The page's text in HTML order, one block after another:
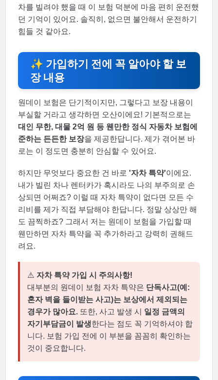
차를 빌려야 했을 때 이 보험 덕분에 마음 편히 운전했
던 기억이 있어요. 솔직히, 없으면 불안해서 운전하기
힘들 것 같아요.
✨ 가입하기 전에 꼭 알아야 할 보
장 내용
원데이 보험은 단기적이지만, 그렇다고 보장 내용이
부실할 거라고 생각하면 오산이에요! 기본적으로는
대인 무한, 대물 2억 원 등 웬만한 정식 자동차 보험에
준하는 든든한 보장을 제공한답니다. 제가 겪어본 바
로는 이 정도면 충분히 안심할 수 있어요.
하지만 무엇보다 중요한 건 바로 '자차 특약'이에요.
내가 빌린 차나 렌터카가 혹시라도 나의 부주의로 손
상되면 어쩌죠? 이럴 때 자차 특약이 없다면 모든 수
리비를 제가 직접 부담해야 한답니다. 정말 상상만 해
도 끔찍하죠? 그래서 저는 원데이 보험을 가입할 때
웬만하면 자차 특약을 꼭 추가하라고 강력히 권해드
려요.
⚠️ 자차 특약 가입 시 주의사항!
대부분의 원데이 보험 자차 특약은 단독사고(예:
혼자 벽을 들이받는 사고)는 보상에서 제외되는
경우가 많아요.또한, 사고 발생 시 일정 금액의
자기부담금이 발생한다는 점도 꼭 기억하셔야 합
니다. 보험 가입 전에 이 부분을 꼼꼼히 확인하는
것이 중요합니다.